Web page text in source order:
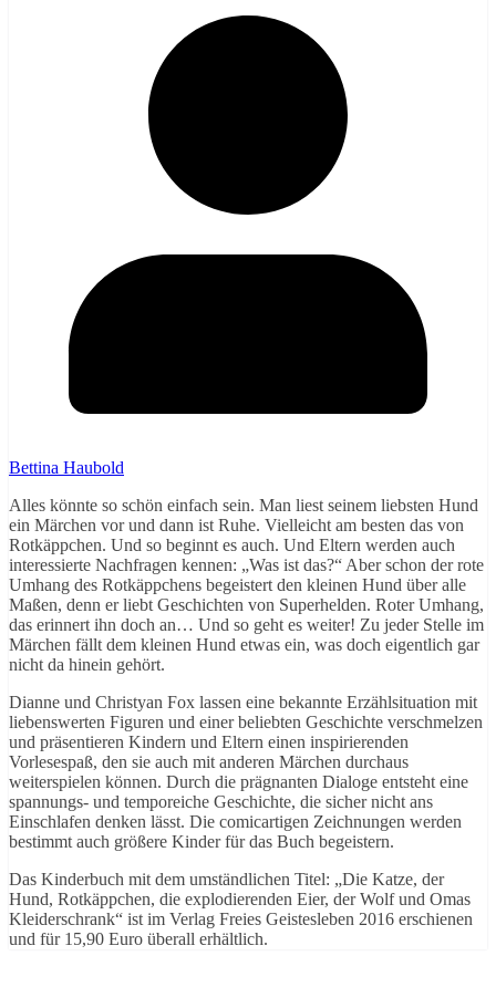
Bettina Haubold
Alles könnte so schön einfach sein. Man liest seinem liebsten Hund
ein Märchen vor und dann ist Ruhe. Vielleicht am besten das von
Rotkäppchen. Und so beginnt es auch. Und Eltern werden auch
interessierte Nachfragen kennen: „Was ist das?“ Aber schon der rote
Umhang des Rotkäppchens begeistert den kleinen Hund über alle
Maßen, denn er liebt Geschichten von Superhelden. Roter Umhang,
das erinnert ihn doch an… Und so geht es weiter! Zu jeder Stelle im
Märchen fällt dem kleinen Hund etwas ein, was doch eigentlich gar
nicht da hinein gehört.
Dianne und Christyan Fox lassen eine bekannte Erzählsituation mit
liebenswerten Figuren und einer beliebten Geschichte verschmelzen
und präsentieren Kindern und Eltern einen inspirierenden
Vorlesespaß, den sie auch mit anderen Märchen durchaus
weiterspielen können. Durch die prägnanten Dialoge entsteht eine
spannungs- und temporeiche Geschichte, die sicher nicht ans
Einschlafen denken lässt. Die comicartigen Zeichnungen werden
bestimmt auch größere Kinder für das Buch begeistern.
Das Kinderbuch mit dem umständlichen Titel: „Die Katze, der
Hund, Rotkäppchen, die explodierenden Eier, der Wolf und Omas
Kleiderschrank“ ist im Verlag Freies Geistesleben 2016 erschienen
und für 15,90 Euro überall erhältlich.